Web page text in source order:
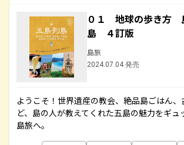
０１ 地球の歩き方
島 ４訂版
島旅
2024.07.04 発売
ようこそ！世界遺産の教会、絶品島ごはん
ど、島の人が教えてくれた五島の魅力をギュ
島旅へ。